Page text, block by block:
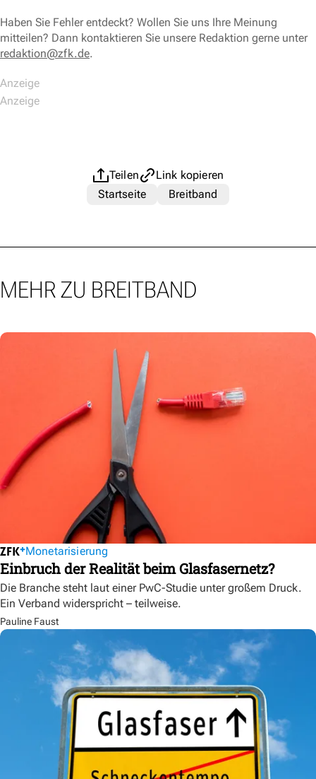
Haben Sie Fehler entdeckt? Wollen Sie uns Ihre Meinung
mitteilen? Dann kontaktieren Sie unsere Redaktion gerne unter
redaktion@zfk.de.
Teilen
Link kopieren
Startseite
Breitband
MEHR ZU BREITBAND
Monetarisierung
Einbruch der Realität beim Glasfasernetz?
Die Branche steht laut einer PwC-Studie unter großem Druck.
Ein Verband widerspricht – teilweise.
Pauline Faust